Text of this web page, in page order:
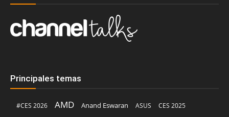
Principales temas
#CES 2026 AMD Anand Eswaran ASUS
CES 2025